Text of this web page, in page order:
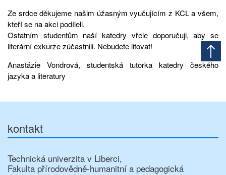
Ze srdce děkujeme našim úžasným vyučujícím z KCL a všem,
kteří se na akci podíleli.
Ostatním studentům naší katedry vřele doporučuji, aby se
literární exkurze zúčastnili. Nebudete litovat!
Anastázie Vondrová, studentská tutorka katedry českého
jazyka a literatury
kontakt
Technická univerzita v Liberci,
Fakulta přírodovědně-humanitní a pedagogická